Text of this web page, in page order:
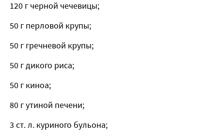
120 г черной чечевицы;
50 г перловой крупы;
50 г гречневой крупы;
50 г дикого риса;
50 г киноа;
80 г утиной печени;
3 ст. л. куриного бульона;